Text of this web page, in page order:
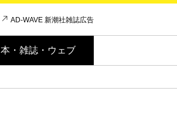
AD-WAVE 新潮社雑誌広告
本・雑誌・ウェブ